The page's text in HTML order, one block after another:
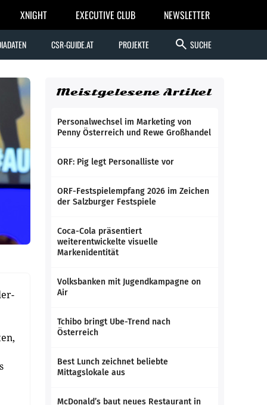
XNIGHT EXECUTIVE CLUB NEWSLETTER
CSR-GUIDE.AT PROJEKTE search SUCHE
Meistgelesene Artikel
Personalwechsel im Marketing von
Penny Österreich und Rewe Großhandel
ORF: Pig legt Personalliste vor
ORF-Festspielempfang 2026 im Zeichen
der Salzburger Festspiele
Coca-Cola präsentiert
weiterentwickelte visuelle
Markenidentität
Volksbanken mit Jugendkampagne on
Air
Tchibo bringt Ube-Trend nach
Österreich
Best Lunch zeichnet beliebte
Mittagslokale aus
McDonald’s baut neues Restaurant in